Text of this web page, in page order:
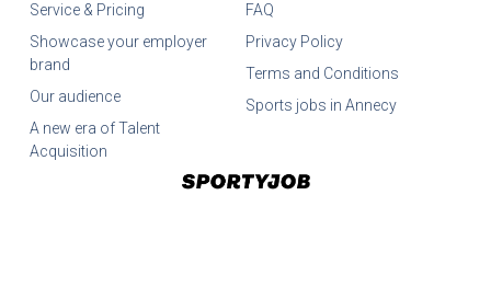
Service & Pricing
Showcase your employer
brand
Our audience
A new era of Talent
Acquisition
FAQ
Privacy Policy
Terms and Conditions
Sports jobs in Annecy